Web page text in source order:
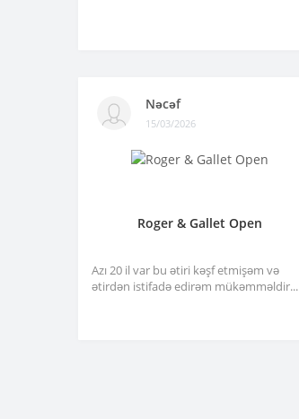
Nəcəf
15/03/2026
Roger & Gallet Open
Azı 20 il var bu ətiri kəşf etmişəm və
ətirdən istifadə edirəm mükəmməldir...